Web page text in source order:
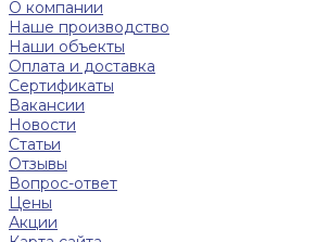
О компании
Наше производство
Наши объекты
Оплата и доставка
Сертификаты
Вакансии
Новости
Статьи
Отзывы
Вопрос-ответ
Цены
Акции